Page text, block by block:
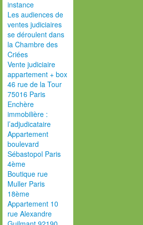
instance
Les audiences de
ventes judiciaires
se déroulent dans
la Chambre des
Criées
Vente judiciaire
appartement + box
46 rue de la Tour
75016 Paris
Enchère
immobilière :
l’adjudicataire
Appartement
boulevard
Sébastopol Paris
4ème
Boutique rue
Muller Paris
18ème
Appartement 10
rue Alexandre